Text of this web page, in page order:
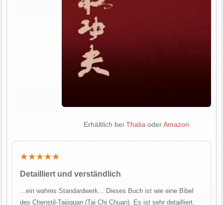
Erhältlich bei Thalia oderAmazon
★★★★★
Detailliert und verständlich
...ein wahres Standardwerk... Dieses Buch ist wie eine Bibel
des Chenstil-Taijiquan (Tai Chi Chuan). Es ist sehr detailliert,